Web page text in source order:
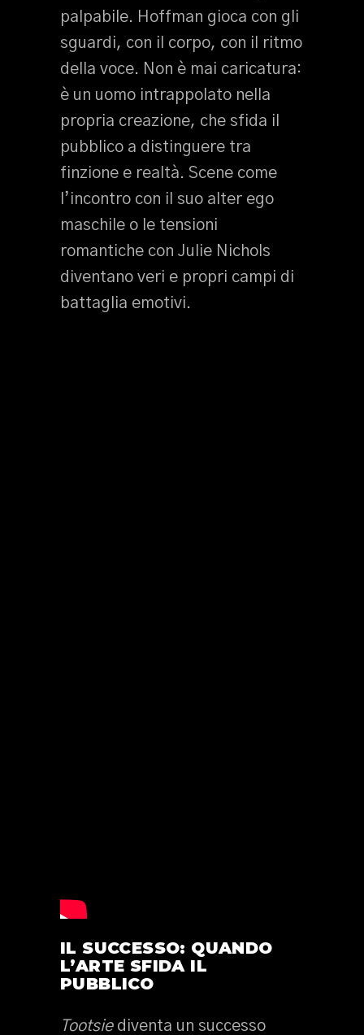
palpabile. Hoffman gioca con gli
sguardi, con il corpo, con il ritmo
della voce. Non è mai caricatura:
è un uomo intrappolato nella
propria creazione, che sfida il
pubblico a distinguere tra
finzione e realtà. Scene come
l’incontro con il suo alter ego
maschile o le tensioni
romantiche con Julie Nichols
diventano veri e propri campi di
battaglia emotivi.
IL SUCCESSO: QUANDO
L’ARTE SFIDA IL
PUBBLICO
Tootsiediventa un successo